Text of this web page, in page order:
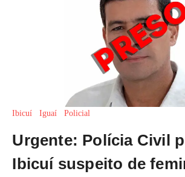
Ibicuí Iguaí Policial
Urgente: Polícia Civil
Ibicuí suspeito de